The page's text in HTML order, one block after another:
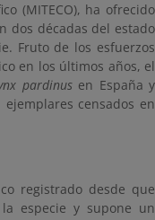
(MITECO), ha ofrecido
dos décadas del estado
Fruto de los esfuerzos
en los últimos años, el
pardinusen España y
censados en
registrado desde que
especie y supone un